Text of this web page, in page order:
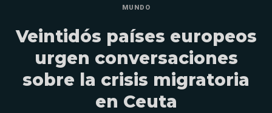
MUNDO
Veintidós países europeos
urgen conversaciones
sobre la crisis migratoria
en Ceuta